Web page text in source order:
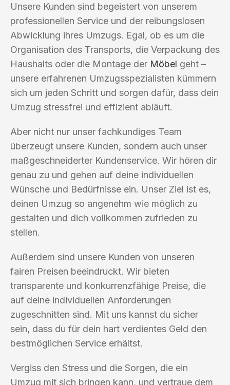
Unsere Kunden sind begeistert von unserem
professionellen Service und der reibungslosen
Abwicklung ihres Umzugs. Egal, ob es um die
Organisation des Transports, die Verpackung des
Haushalts oder die Montage der Möbel geht –
unsere erfahrenen Umzugsspezialisten kümmern
sich um jeden Schritt und sorgen dafür, dass dein
Umzug stressfrei und effizient abläuft.
Aber nicht nur unser fachkundiges Team
überzeugt unsere Kunden, sondern auch unser
maßgeschneiderter Kundenservice. Wir hören dir
genau zu und gehen auf deine individuellen
Wünsche und Bedürfnisse ein. Unser Ziel ist es,
deinen Umzug so angenehm wie möglich zu
gestalten und dich vollkommen zufrieden zu
stellen.
Außerdem sind unsere Kunden von unseren
fairen Preisen beeindruckt. Wir bieten
transparente und konkurrenzfähige Preise, die
auf deine individuellen Anforderungen
zugeschnitten sind. Mit uns kannst du sicher
sein, dass du für dein hart verdientes Geld den
bestmöglichen Service erhältst.
Vergiss den Stress und die Sorgen, die ein
Umzug mit sich bringen kann, und vertraue dem